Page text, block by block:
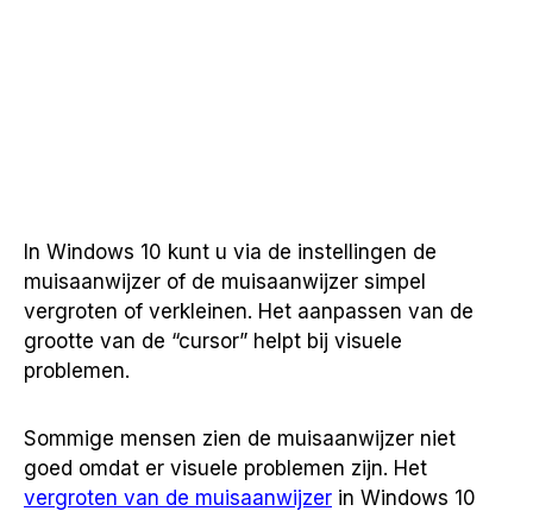
In Windows 10 kunt u via de instellingen de
muisaanwijzer of de muisaanwijzer simpel
vergroten of verkleinen. Het aanpassen van de
grootte van de “cursor” helpt bij visuele
problemen.
Sommige mensen zien de muisaanwijzer niet
goed omdat er visuele problemen zijn. Het
vergroten van de muisaanwijzer in Windows 10